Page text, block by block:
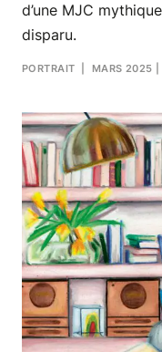
d’une MJC
disparu.
PORTRAIT | MARS 2025